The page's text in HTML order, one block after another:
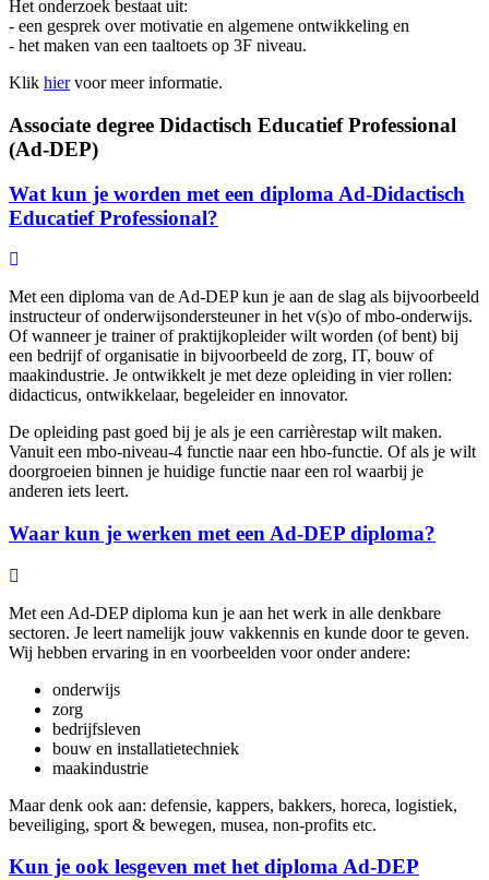
Het onderzoek bestaat uit:
- een gesprek over motivatie en algemene ontwikkeling en
- het maken van een taaltoets op 3F niveau.
Klik hiervoor meer informatie.
Associate degree Didactisch Educatief Professional
(Ad-DEP)
Wat kun je worden met een diploma Ad-Didactisch
Educatief Professional?
Met een diploma van de Ad-DEP kun je aan de slag als bijvoorbeeld
instructeur of onderwijsondersteuner in het v(s)o of mbo-onderwijs.
Of wanneer je trainer of praktijkopleider wilt worden (of bent) bij
een bedrijf of organisatie in bijvoorbeeld de zorg, IT, bouw of
maakindustrie. Je ontwikkelt je met deze opleiding in vier rollen:
didacticus, ontwikkelaar, begeleider en innovator.
De opleiding past goed bij je als je een carrièrestap wilt maken.
Vanuit een mbo-niveau-4 functie naar een hbo-functie. Of als je wilt
doorgroeien binnen je huidige functie naar een rol waarbij je
anderen iets leert.
Waar kun je werken met een Ad-DEP diploma?
Met een Ad-DEP diploma kun je aan het werk in alle denkbare
sectoren. Je leert namelijk jouw vakkennis en kunde door te geven.
Wij hebben ervaring in en voorbeelden voor onder andere:
onderwijs
zorg
bedrijfsleven
bouw en installatietechniek
maakindustrie
Maar denk ook aan: defensie, kappers, bakkers, horeca, logistiek,
beveiliging, sport & bewegen, musea, non-profits etc.
Kun je ook lesgeven met het diploma Ad-DEP